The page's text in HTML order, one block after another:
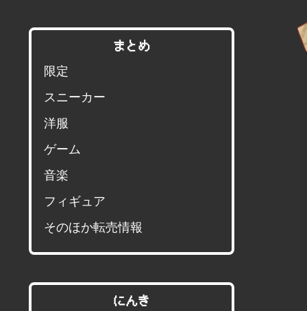
まとめ
限定
スニーカー
洋服
ゲーム
音楽
フィギュア
そのほか転売情報
にんき